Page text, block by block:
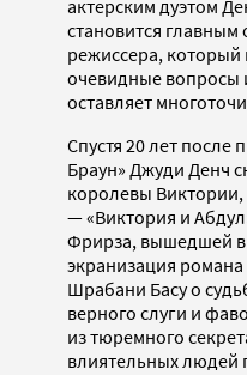
актерским дуэтом
становится
режиссера, который
очевидные вопросы
оставляет
Спустя 20 лет
Браун» Джуди Денч
королевы Виктории,
— «Виктория и
Фрирза, вышедшей в
экранизация
Шрабани Басу о
верного слуги и
из тюремного
влиятельных людей